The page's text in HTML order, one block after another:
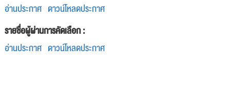
อ่านประกาศ ดาวน์โหลดประกาศ
รายชื่อผู้ผ่านการคัดเลือก :
อ่านประกาศ ดาวน์โหลดประกาศ